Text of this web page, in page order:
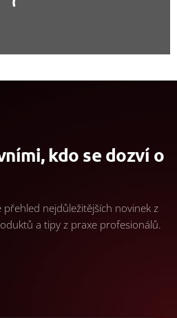
kdo se dozví o
přehled nejdůležitějších novinek z
a tipy z praxe profesionálů.